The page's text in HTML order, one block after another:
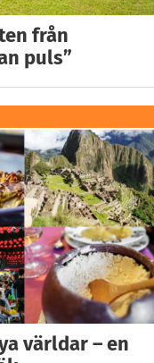
från
puls”
världar – en